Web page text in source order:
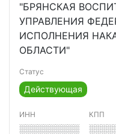
"БРЯНСКАЯ
УПРАВЛЕНИЯ
ИСПОЛНЕНИЯ
ОБЛАСТИ"
Статус
Действующая
ИНН
░░░░░░░░░░
КПП